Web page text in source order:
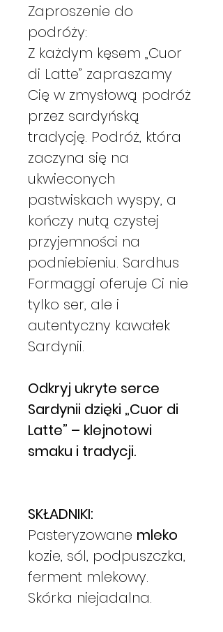
Zaproszenie do
podróży:
Z każdym kęsem „Cuor
di Latte” zapraszamy
Cię w zmysłową podróż
przez sardyńską
tradycję. Podróż, która
zaczyna się na
ukwieconych
pastwiskach wyspy, a
kończy nutą czystej
przyjemności na
podniebieniu. Sardhus
Formaggi oferuje Ci nie
tylko ser, ale i
autentyczny kawałek
Sardynii.
Odkryj ukryte serce
Sardynii dzięki „Cuor di
Latte” – klejnotowi
smaku i tradycji.
SKŁADNIKI:
Pasteryzowane mleko
kozie, sól, podpuszczka,
ferment mlekowy.
Skórka niejadalna.